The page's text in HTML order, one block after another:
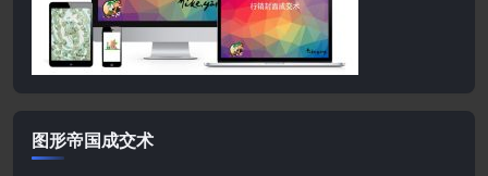
图形帝国成交术